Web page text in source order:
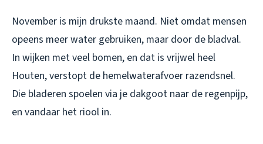
November is mijn drukste maand. Niet omdat mensen
opeens meer water gebruiken, maar door de bladval.
In wijken met veel bomen, en dat is vrijwel heel
Houten, verstopt de hemelwaterafvoer razendsnel.
Die bladeren spoelen via je dakgoot naar de regenpijp,
en vandaar het riool in.